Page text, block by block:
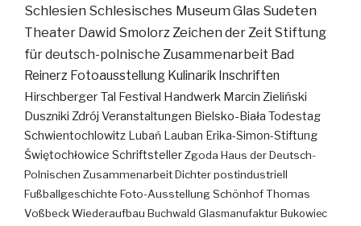
Schlesien Schlesisches MuseumGlas Sudeten
Theater Dawid SmolorzZeichen der Zeit Stiftung
für deutsch-polnische Zusammenarbeit Bad
Reinerz Fotoausstellung Kulinarik Inschriften
Hirschberger Tal Festival Handwerk Marcin Zieliński
Duszniki Zdrój Veranstaltungen Bielsko-Biała Todestag
Schwientochlowitz Lubań Lauban Erika-Simon-Stiftung
Świętochłowice SchriftstellerZgoda Haus der Deutsch-
Polnischen ZusammenarbeitDichterpostindustriell
Fußballgeschichte Foto-AusstellungSchönhofThomas
VoßbeckWiederaufbau Buchwald Glasmanufaktur Bukowiec